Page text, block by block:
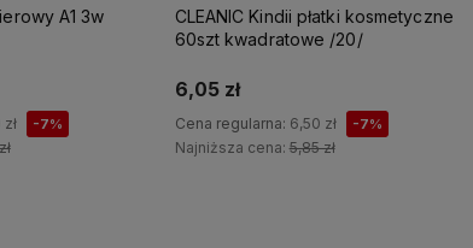
-7%
CLEANIC Kindii płatki kosmetyczne
60szt kwadratowe /20/
6,05 zł
Cena regularna: 6,50 zł -7%
Najniższa cena:5,85 zł